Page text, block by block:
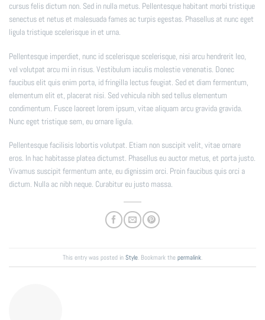
cursus felis dictum non. Sed in nulla metus. Pellentesque habitant morbi tristique
senectus et netus et malesuada fames ac turpis egestas. Phasellus at nunc eget
ligula tristique scelerisque in et urna.
Pellentesque imperdiet, nunc id scelerisque scelerisque, nisi arcu hendrerit leo,
vel volutpat arcu mi in risus. Vestibulum iaculis molestie venenatis. Donec
faucibus elit quis enim porta, id fringilla lectus feugiat. Sed et diam fermentum,
elementum elit et, placerat nisi. Sed vehicula nibh sed tellus elementum
condimentum. Fusce laoreet lorem ipsum, vitae aliquam arcu gravida gravida.
Nunc eget tristique sem, eu ornare ligula.
Pellentesque facilisis lobortis volutpat. Etiam non suscipit velit, vitae ornare
eros. In hac habitasse platea dictumst. Phasellus eu auctor metus, et porta justo.
Vivamus suscipit fermentum ante, eu dignissim orci. Proin faucibus quis orci a
dictum. Nulla ac nibh neque. Curabitur eu justo massa.
This entry was posted in Style . Bookmark the permalink